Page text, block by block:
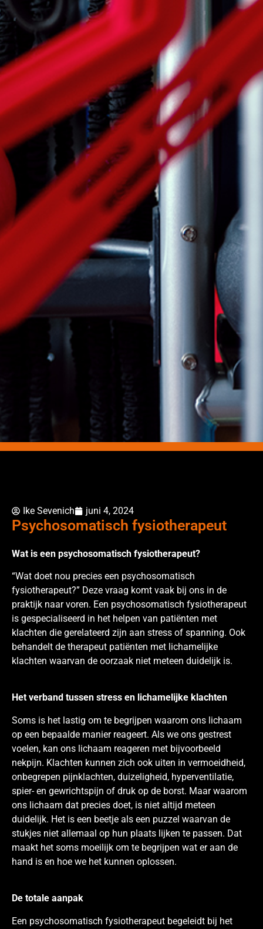
Ike Sevenich juni 4, 2024
Psychosomatisch fysiotherapeut
Wat is een psychosomatisch fysiotherapeut?
“Wat doet nou precies een psychosomatisch
fysiotherapeut?” Deze vraag komt vaak bij ons in de
praktijk naar voren. Een psychosomatisch fysiotherapeut
is gespecialiseerd in het helpen van patiënten met
klachten die gerelateerd zijn aan stress of spanning. Ook
behandelt de therapeut patiënten met lichamelijke
klachten waarvan de oorzaak niet meteen duidelijk is.
Het verband tussen stress en lichamelijke klachten
Soms is het lastig om te begrijpen waarom ons lichaam
op een bepaalde manier reageert. Als we ons gestrest
voelen, kan ons lichaam reageren met bijvoorbeeld
nekpijn. Klachten kunnen zich ook uiten in vermoeidheid,
onbegrepen pijnklachten, duizeligheid, hyperventilatie,
spier- en gewrichtspijn of druk op de borst. Maar waarom
ons lichaam dat precies doet, is niet altijd meteen
duidelijk. Het is een beetje als een puzzel waarvan de
stukjes niet allemaal op hun plaats lijken te passen. Dat
maakt het soms moeilijk om te begrijpen wat er aan de
hand is en hoe we het kunnen oplossen.
De totale aanpak
Een psychosomatisch fysiotherapeut begeleidt bij het